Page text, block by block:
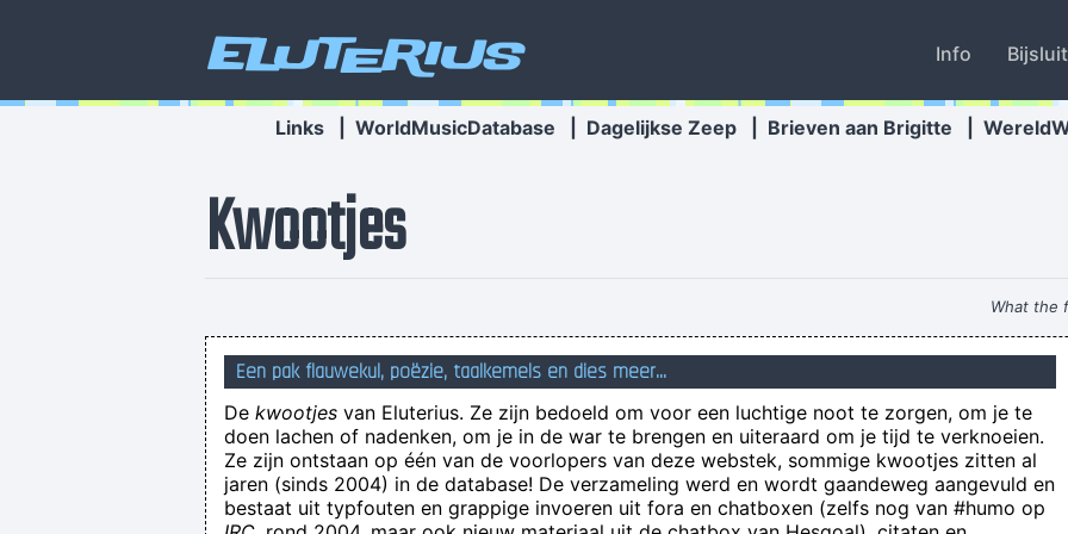
Eluterius Info
Links WorldMusicDatabase Dagelijkse Zeep Brieven aan Brigitte
Kwootjes
What the
Wie zegt, dat je geluk niet kunt
rust: 5-1 Daar is het rustsignaal. De
upstream connect error or disconnect/
als een moeder haar kind
Als Trump zijn
Een pak flauwekul, poëzie, taalkemels en dies meer...
De kwootjes van Eluterius. Ze zijn bedoeld om voor een luchtige noot te zorgen, om je te
doen lachen of nadenken, om je in de war te brengen en uiteraard om je tijd te verknoeien.
Ze zijn ontstaan op één van de voorlopers van deze webstek, sommige kwootjes zitten al
jaren (sinds 2004) in de database! De verzameling werd en wordt gaandeweg aangevuld en
bestaat uit typfouten en grappige invoeren uit fora en chatboxen (zelfs nog van #humo op